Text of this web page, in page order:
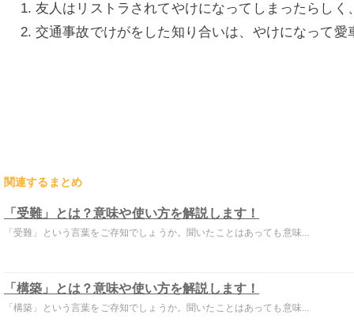
友人はリストラされてやけになってしまったらし
交通事故でけがをした知り合いは、やけになって
関連するまとめ
「受難」とは？意味や使い方を解説します！
「受難」という言葉をご存知でしょうか。聞いたことはあっても意味...
「構築」とは？意味や使い方を解説します！
「構築」という言葉をご存知でしょうか。聞いたことはあっても意味...